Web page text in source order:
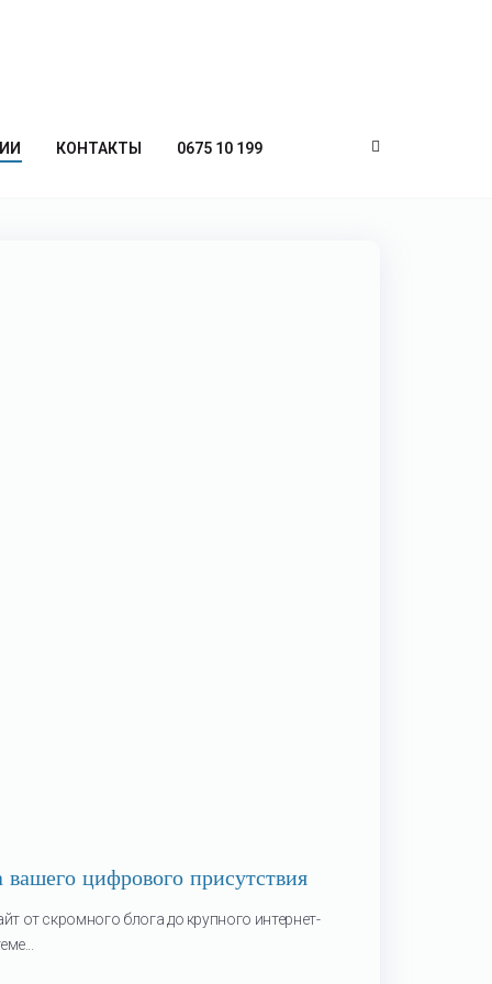
КОНТАКТЫ 0675 10 199
цифрового присутствия
от скромного блога до крупного интернет-